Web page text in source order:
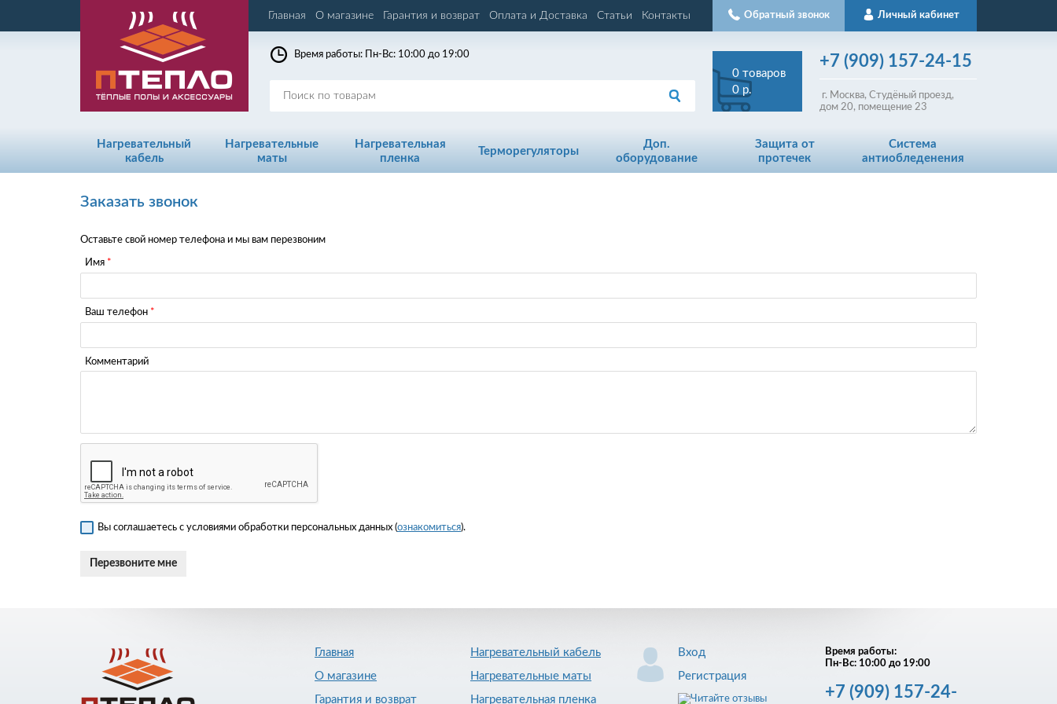
Главная О магазине Гарантия и возврат Оплата и Доставка Статьи Контакты Личный кабинет
Обратный звонок
+7 (909) 157-24-15
г. Москва, Студёный проезд,
дом 20, помещение 23
0 товаров
0 р.
Время работы: Пн-Вс: 10:00 до 19:00
Нагревательный
кабель
Нагревательные
маты
Нагревательная
пленка
Терморегуляторы
Доп.
оборудование
Защита от
протечек
Система
антиобледенения
Заказать звонок
Оставьте свой номер телефона и мы вам перезвоним
Имя
Ваш телефон
Комментарий
Вы соглашаетесь с условиями обработки персональных данных (ознакомиться).
Главная
О магазине
Гарантия и возврат
Нагревательный кабель
Нагревательные маты
Нагревательная пленка
Вход
Регистрация
Время работы:
Пн-Вс: 10:00 до 19:00
+7 (909) 157-24-